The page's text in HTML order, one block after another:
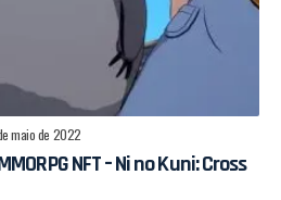
maio de 2022
NFT – Ni no Kuni: Cross